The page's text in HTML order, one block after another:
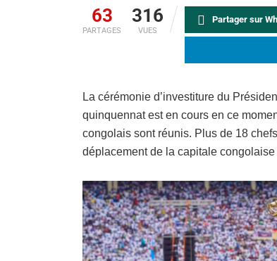
63
PARTAGES
316
VUES
Partager sur
La cérémonie d’investiture du
quinquennat est en cours en ce
congolais sont réunis. Plus de 18
déplacement de la capitale